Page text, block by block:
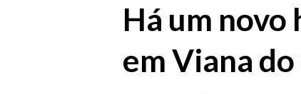
Há um
em Viana